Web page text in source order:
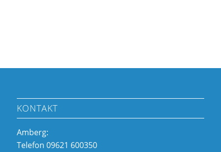
KONTAKT
Amberg:
Telefon 09621 600350